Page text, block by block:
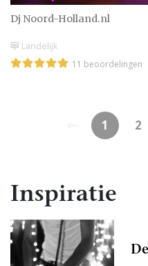
Dj Noord-Holland.nl
Landelijk
11 beoordelingen
1 2
Inspiratie